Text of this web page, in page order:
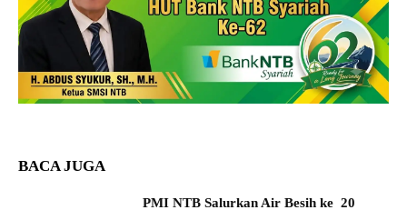
BACA JUGA
PMI NTB Salurkan Air Besih ke 20